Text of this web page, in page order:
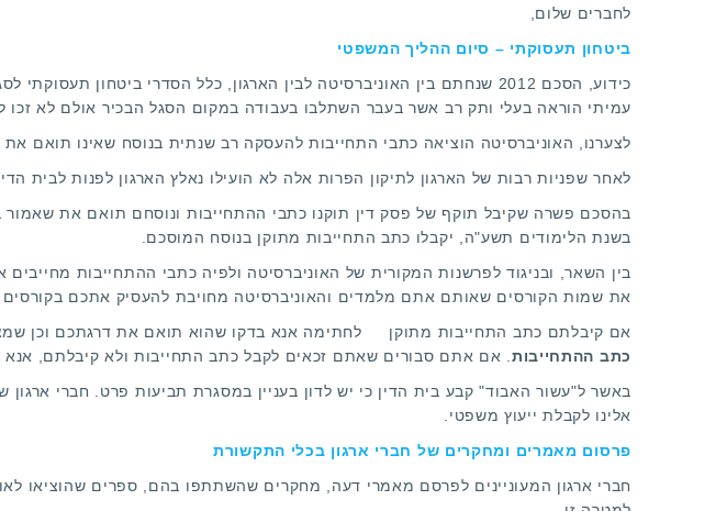
לחברים שלום,
ביטחון תעסוקתי – סיום ההליך המשפטי
כידוע, הסכם 2012 שנחתם בין האוניברסיטה לבין הארגון, כלל הסדרי
עמיתי הוראה בעלי ותק רב אשר בעבר השתלבו בעבודה במקום הסגל הבכיר אולם לא זכו
לצערנו, האוניברסיטה הוציאה כתבי התחייבות להעסקה רב שנתית בנוסח שאינו תואם
לאחר שפניות רבות של הארגון לתיקון הפרות אלה לא הועילו נאלץ הארגון לפנות לבית
בהסכם פשרה שקיבל תוקף של פסק דין תוקנו כתבי ההתחייבות ונוסחם תואם את שאמור
בשנת הלימודים תשע"ה, יקבלו כתב התחייבות מתוקן בנוסח המוסכם.
בין השאר, ובניגוד לפרשנות המקורית של האוניברסיטה ולפיה כתבי ההתחייבות
את שמות הקורסים שאותם אתם מלמדים והאוניברסיטה מחויבת להעסיק אתכם
אם קיבלתם כתב התחייבות מתוקן לחתימה אנא בדקו שהוא תואם את דרגתכם וכן
כתב ההתחייבות. אם אתם סבורים שאתם זכאים לקבל כתב התחייבות ולא קיבלתם, אנא
באשר ל"עשור האבוד" קבע בית הדין כי יש לדון בעניין במסגרת תביעות פרט. חברי
אלינו לקבלת ייעוץ משפטי.
פרסום מאמרים ומחקרים של חברי ארגון בכלי התקשורת
חברי ארגון המעוניינים לפרסם מאמרי דעה, מחקרים שהשתתפו בהם, ספרים שהוציאו